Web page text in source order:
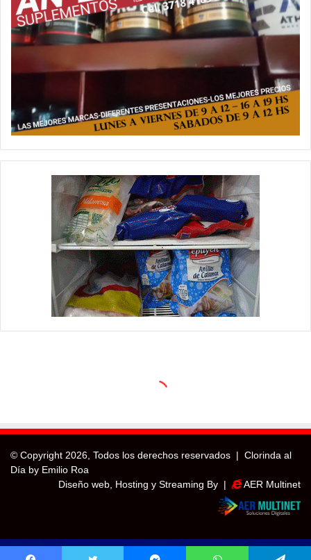
© Copyright 2026, Todos los derechos reservados | Clorinda al
Día by Emilio Roa
Diseño web, Hosting y Streaming By |
AER Multinet